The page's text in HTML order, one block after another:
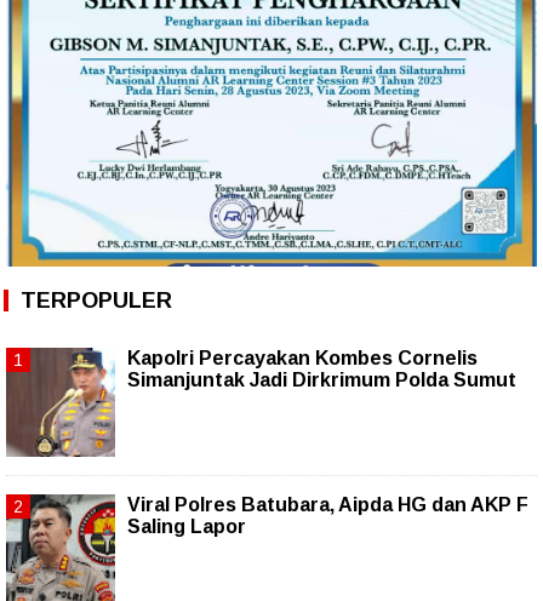
TERPOPULER
Kapolri Percayakan Kombes Cornelis
Simanjuntak Jadi Dirkrimum Polda Sumut
Viral Polres Batubara, Aipda HG dan AKP F
Saling Lapor